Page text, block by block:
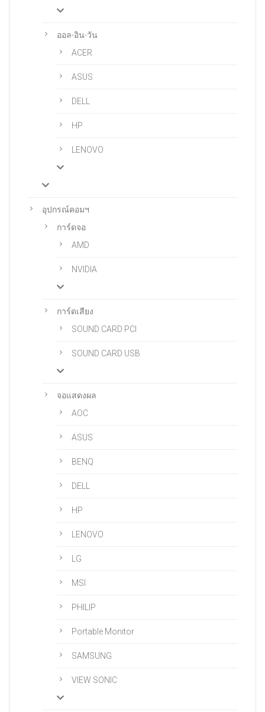
ออล-อิน-วัน
ACER
ASUS
DELL
HP
LENOVO
อุปกรณ์คอมฯ
การ์ดจอ
AMD
NVIDIA
การ์ดเสียง
SOUND CARD PCI
SOUND CARD USB
จอแสดงผล
AOC
ASUS
BENQ
DELL
HP
LENOVO
LG
MSI
PHILIP
Portable Monitor
SAMSUNG
VIEW SONIC